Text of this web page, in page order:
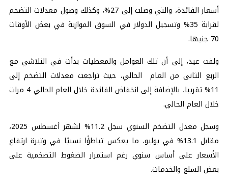
أسعار الفائدة، والتي وصلت إلى 27%، وكذلك وصول معدلات التضخم
لقرابة 35% وتسجيل الدولار في السوق الموازية في بعض الأوقات
70 جنيها.
ولفت عيد، إلى أن تلك العوامل والمعطيات بدأت في التلاشي مع
الربع الثانى من العام الحالي، حيث تراجعت معدلات التضخم إلى
11% تقريبا، بالإضافة إلى انخفاض الفائدة خلال العام الحالي 4 مرات
خلال العام الحالي.
وسجل معدل التضخم السنوي سجل 11.2% لشهر أغسطس 2025،
مقابل 13.1% في يوليو، ما يعكس تباطؤًا نسبيًا في وتيرة ارتفاع
الأسعار على أساس سنوي رغم استمرار الضغوط التضخمية على
بعض السلع والخدمات.